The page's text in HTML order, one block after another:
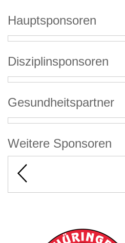
Hauptsponsoren
Disziplinsponsoren
Gesundheitspartner
Weitere Sponsoren